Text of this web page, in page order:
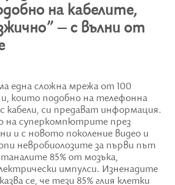
на кабелите,
– с вълни от
една сложна мрежа от 100
които подобно на телефонна
кабели, си предават информация.
на суперкомпютрите през
и с новото поколение видео и
невробиолозите за първи път
85% от мозъка,
импулси. Изненадите
се, че тези 85% глия клетки